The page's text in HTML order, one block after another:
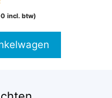
incl. btw)